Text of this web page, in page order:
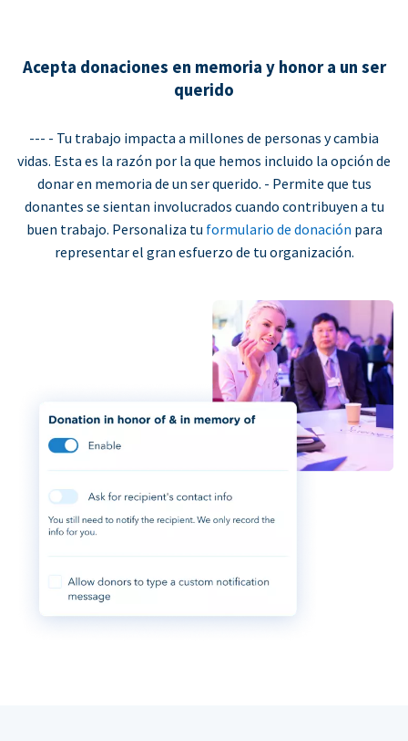
Acepta donaciones en memoria y honor a un ser
querido
--- - Tu trabajo impacta a millones de personas y cambia
vidas. Esta es la razón por la que hemos incluido la opción de
donar en memoria de un ser querido. - Permite que tus
donantes se sientan involucrados cuando contribuyen a tu
buen trabajo. Personaliza tu formulario de donación para
representar el gran esfuerzo de tu organización.